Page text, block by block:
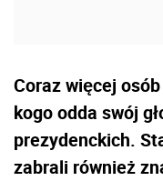
Coraz więcej
kogo odda swój
prezydenckich.
zabrali również